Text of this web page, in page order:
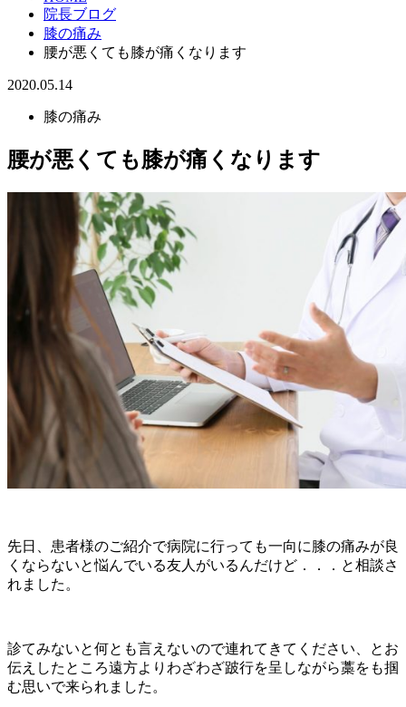
院長ブログ
膝の痛み
腰が悪くても膝が痛くなります
2020.05.14
膝の痛み
腰が悪くても膝が痛くなります
先日、患者様のご紹介で病院に行っても一向に膝の痛みが良
くならないと悩んでいる友人がいるんだけど．．．と相談さ
れました。
診てみないと何とも言えないので連れてきてください、とお
伝えしたところ遠方よりわざわざ跛行を呈しながら藁をも掴
む思いで来られました。